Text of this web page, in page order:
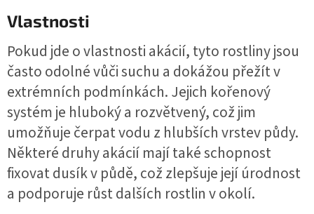
Vlastnosti
Pokud jde o vlastnosti akácií, tyto rostliny jsou
často odolné vůči suchu a dokážou přežít v
extrémních podmínkách. Jejich kořenový
systém je hluboký a rozvětvený, což jim
umožňuje čerpat vodu z hlubších vrstev půdy.
Některé druhy akácií mají také schopnost
fixovat dusík v půdě, což zlepšuje její úrodnost
a podporuje růst dalších rostlin v okolí.